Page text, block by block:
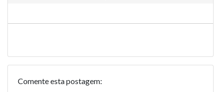
Comente esta postagem: